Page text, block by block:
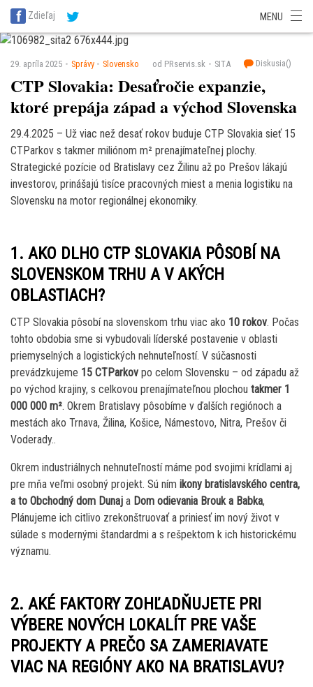
SITA Energetika
SITA Potravinárstvo
Zdieľaj MENU
29. apríla 2025 Správy Slovensko od PRservis.sk SITA Diskusia()
CTP Slovakia: Desaťročie expanzie,
ktoré prepája západ a východ Slovenska
29.4.2025 – Už viac než desať rokov buduje CTP Slovakia sieť 15
CTParkov s takmer miliónom m² prenajímateľnej plochy.
Strategické pozície od Bratislavy cez Žilinu až po Prešov lákajú
investorov, prinášajú tisíce pracovných miest a menia logistiku na
Slovensku na motor regionálnej ekonomiky.
1. AKO DLHO CTP SLOVAKIA PÔSOBÍ NA
SLOVENSKOM TRHU A V AKÝCH
OBLASTIACH?
CTP Slovakia pôsobí na slovenskom trhu viac ako 10 rokov. Počas
tohto obdobia sme si vybudovali líderské postavenie v oblasti
priemyselných a logistických nehnuteľností. V súčasnosti
prevádzkujeme 15 CTParkov po celom Slovensku – od západu až
po východ krajiny, s celkovou prenajímateľnou plochou takmer 1
000 000 m². Okrem Bratislavy pôsobíme v ďalších regiónoch a
mestách ako Trnava, Žilina, Košice, Námestovo, Nitra, Prešov či
Voderady..
Okrem industriálnych nehnuteľností máme pod svojimi krídlami aj
pre mňa veľmi osobný projekt. Sú ním ikony bratislavského centra,
a to Obchodný dom Dunaj a Dom odievania Brouk a Babka,
Plánujeme ich citlivo zrekonštruovať a priniesť im nový život v
súlade s modernými štandardmi a s rešpektom k ich historickému
významu.
2. AKÉ FAKTORY ZOHĽADŇUJETE PRI
VÝBERE NOVÝCH LOKALÍT PRE VAŠE
PROJEKTY A PREČO SA ZAMERIAVATE
VIAC NA REGIÓNY AKO NA BRATISLAVU?